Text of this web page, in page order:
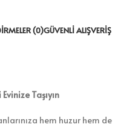
(0)GÜVENLI ALIŞVERIŞ
Taşıyın
hem huzur hem de